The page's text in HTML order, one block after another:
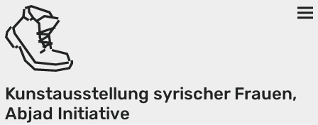
Kunstausstellung syrischer Frauen,
Abjad Initiative